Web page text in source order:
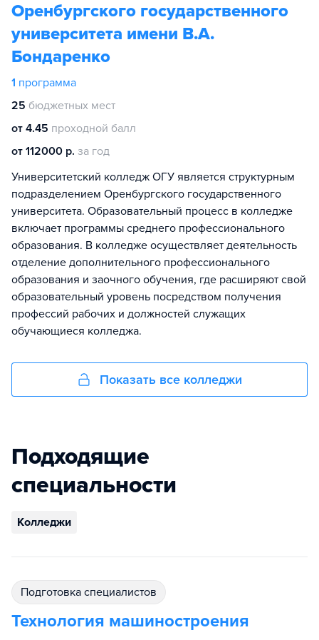
Оренбургского государственного
университета имени В.А.
Бондаренко
1 программа
25 бюджетных мест
от 4.45 проходной балл
от 112000 р. за год
Университетский колледж ОГУ является структурным
подразделением Оренбургского государственного
университета. Образовательный процесс в колледже
включает программы среднего профессионального
образования. В колледже осуществляет деятельность
отделение дополнительного профессионального
образования и заочного обучения, где расширяют свой
образовательный уровень посредством получения
профессий рабочих и должностей служащих
обучающиеся колледжа.
Показать все колледжи
Подходящие
специальности
Колледжи
подготовка специалистов
Технология машиностроения